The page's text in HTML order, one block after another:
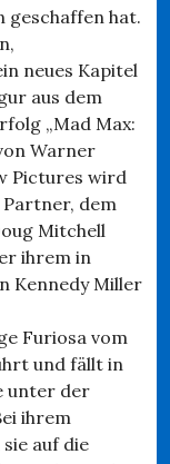
geschaffen hat.
neues Kapitel
aus dem
„Mad Max:
Warner
Pictures wird
dem
Mitchell
ihrem in
Kennedy Miller
Furiosa vom
und fällt in
unter der
ihrem
auf die